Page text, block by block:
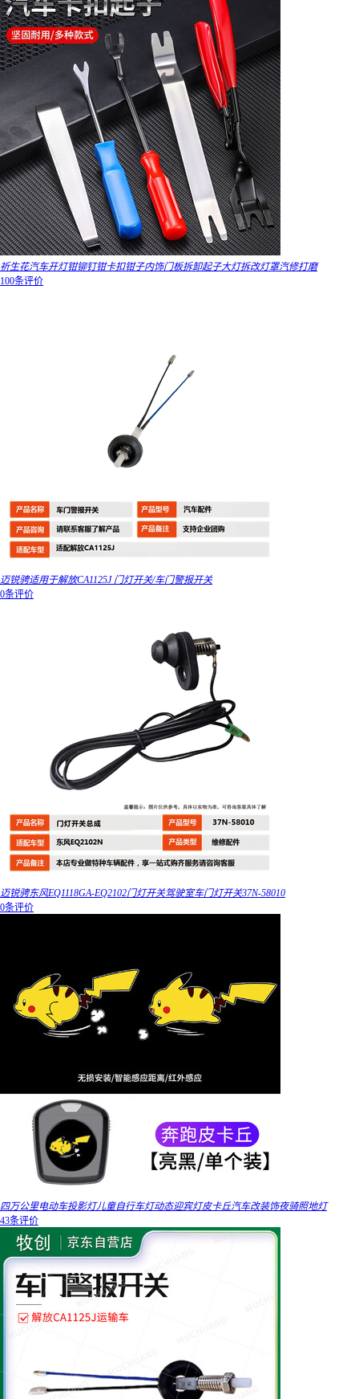
祈生花汽车开灯钳铆钉钳卡扣钳子内饰门板拆卸起子大灯拆改灯罩汽修打磨
100条评价
迈锐骋适用于解放CA1125J 门灯开关/车门警报开关
0条评价
迈锐骋东风EQ1118GA-EQ2102门灯开关驾驶室车门灯开关37N-58010
0条评价
四万公里电动车投影灯儿童自行车灯动态迎宾灯皮卡丘汽车改装饰夜骑照地灯
43条评价